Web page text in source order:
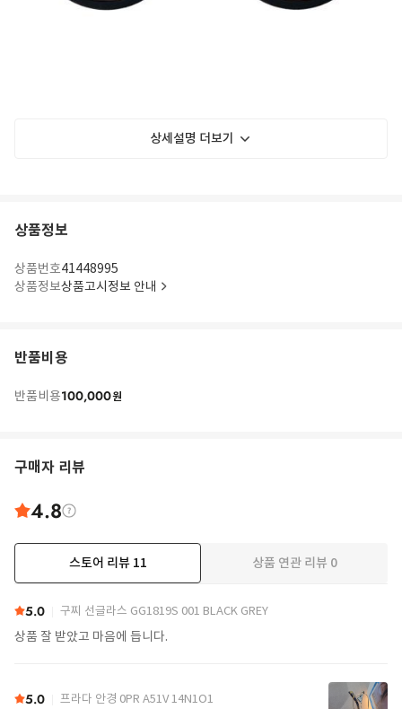
상세설명 더보기
상품정보
상품번호41448995
상품정보상품고시정보 안내
반품비용
반품비용100,000원
구매자 리뷰
4.8
스토어 리뷰 11 상품 연관 리뷰 0
5.0 구찌 선글라스 GG1819S 001 BLACK GREY
상품 잘 받았고 마음에 듭니다.
5.0 프라다 안경 0PR A51V 14N1O1